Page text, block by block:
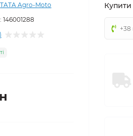
TATA Agro-Moto
146001288
Купити